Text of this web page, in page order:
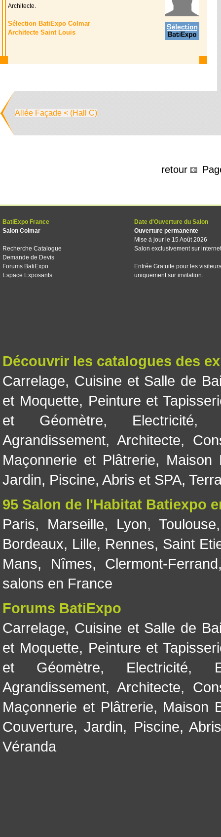
Architecte.
Sélection BatiExpo Colmar
Architecte Saint Louis
Allée Façade < (Hall C)
retour
BatiExpo France
Salon Colmar
Recherche Catalogue
Demande de Devis
Forums BatiExpo
Espace Exposants
Date d'Ouverture du Salon
Ouverture permanente
Mise à jour le 15 Août 2026
Salon exclusivement sur internet
Entrée Gratuite pour les visiteurs
uniquement sur invitation.
Découvrir les catalogues des
Carrelage, Cuisine et Salle de
et Moquette, Peinture et
et Géomètre, Electricité
Agrandissement, Architecte,
Maçonnerie et Plâtrerie, Maison
Jardin, Piscine, Abris et SPA,
95 Salon de l'Habitat Batiexpo
Paris, Marseille, Lyon, Toulouse
Bordeaux, Lille, Rennes, Saint
Mans, Nîmes, Clermont-Ferrand
salons en France
Forums BatiExpo
Carrelage, Cuisine et Salle de
et Moquette, Peinture et
et Géomètre, Electricité,
Agrandissement, Architecte,
Maçonnerie et Plâtrerie, Maison
Couverture,Jardin, Piscine,
Véranda